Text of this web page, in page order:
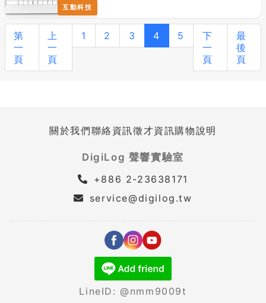
互動科技
第
一
頁
上
一
頁
1 2 3 4 5
下
一
頁
最
後
頁
關於我們聯絡資訊徵才資訊購物說明
DigiLog 聲響實驗室
+886 2-23638171
service@digilog.tw
LineID: @nmm9009t